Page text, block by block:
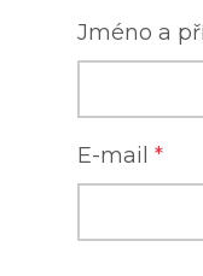
Jméno a
E-mail *